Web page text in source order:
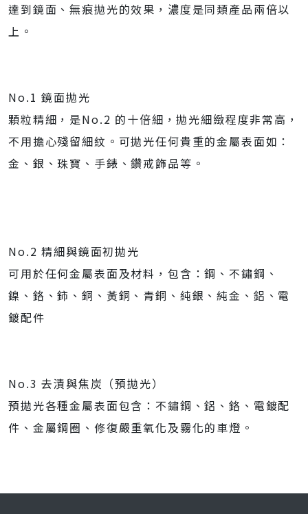
達到鏡面、無痕拋光的效果，濃度是同類產品兩倍以
上。
No.1 鏡面拋光
顆粒精細，是No.2 的十倍細，拋光細緻程度非常高，
不用擔心殘留細紋。可拋光任何貴重的金屬表面如：
金、銀、珠寶、手錶、鑽戒飾品等。
No.2 精細與鏡面初拋光
可用於任何金屬表面及材料，包含：鋼、不鏽鋼、
鎳、鉻、鈰、銅、黃銅、青銅、純銀、純金、鋁、電
鍍配件
No.3 去漬與焦炭（預拋光）
預拋光各種金屬表面包含：不鏽鋼、鋁、鉻、電鍍配
件、金屬鋼圈、修復嚴重氧化及霧化的車燈。